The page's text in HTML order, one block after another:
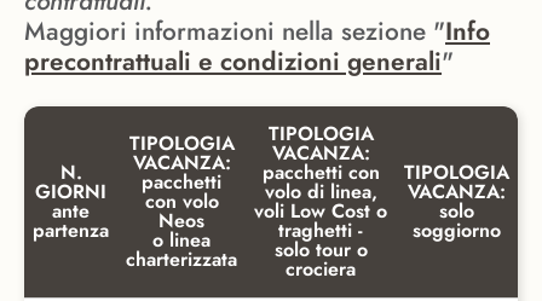
Maggiori informazioni nella sezione "Info
precontrattuali e condizioni generali"
N.
GIORNI
ante
partenza
TIPOLOGIA
VACANZA:
pacchetti
con volo
Neos
o linea
charterizzata
TIPOLOGIA
VACANZA:
pacchetti con
volo di linea,
voli Low Cost o
traghetti -
solo tour o
crociera
TIPOLOGIA
VACANZA:
solo
soggiorno